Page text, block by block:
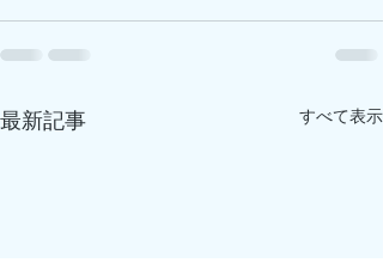
最新記事 すべて表示